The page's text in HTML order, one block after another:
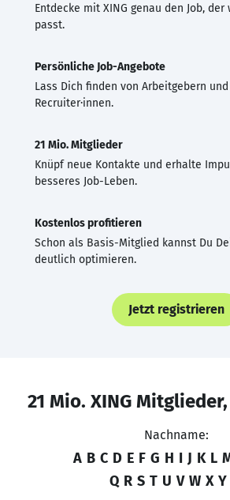
Entdecke mit XING genau den Job,
passt.
Persönliche Job-Angebote
Lass Dich finden von Arbeitgebern
Recruiter·innen.
21 Mio. Mitglieder
Knüpf neue Kontakte und erhalte
besseres Job-Leben.
Kostenlos profitieren
Schon als Basis-Mitglied kannst Du
deutlich optimieren.
Jetzt registrieren
21 Mio. XING
Nachname:
A B C D E F G H I J K L
Q R S T U V W X Y